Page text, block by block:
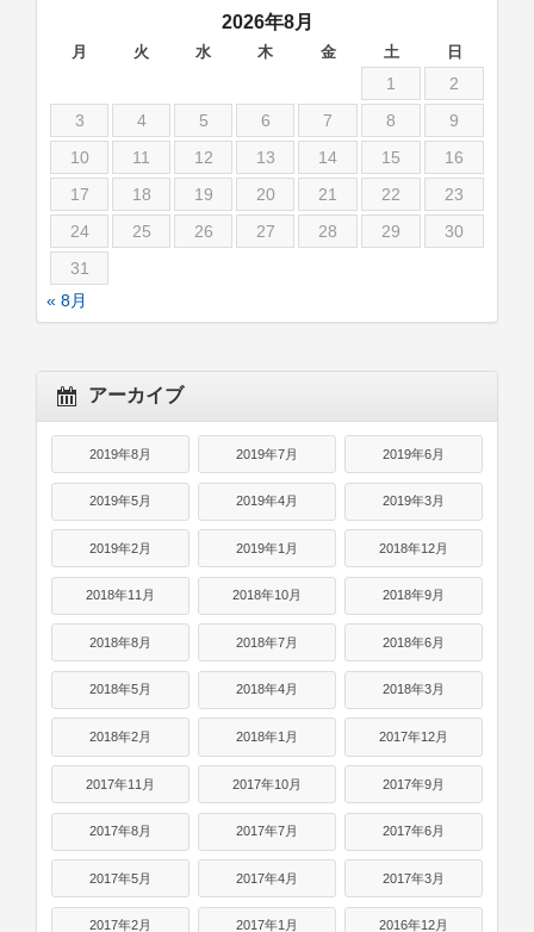
2026年8月
月 火 水 木 金 土 日
1
2
3
4 5 6 7 8
9
10
11 12 13 14 15
16
17
18 19 20 21 22
23
24
25 26 27 28 29
30
31
« 8月
アーカイブ
2019年8月 2019年7月 2019年6月
2019年5月 2019年4月 2019年3月
2019年2月 2019年1月 2018年12月
2018年11月 2018年10月 2018年9月
2018年8月 2018年7月 2018年6月
2018年5月 2018年4月 2018年3月
2018年2月 2018年1月 2017年12月
2017年11月 2017年10月 2017年9月
2017年8月 2017年7月 2017年6月
2017年5月 2017年4月 2017年3月
2017年2月 2017年1月 2016年12月